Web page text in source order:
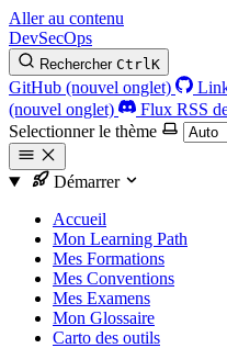
Aller au contenu
DevSecOps
Rechercher CtrlK
GitHub (nouvel onglet)
(nouvel onglet)
Flux RSS
Selectionner le thème
Démarrer
Accueil
Mon Learning Path
Mes Formations
Mes Conventions
Mes Examens
Mon Glossaire
Carto des outils